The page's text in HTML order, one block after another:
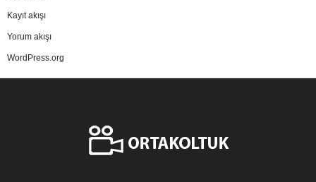
Kayıt akışı
Yorum akışı
WordPress.org